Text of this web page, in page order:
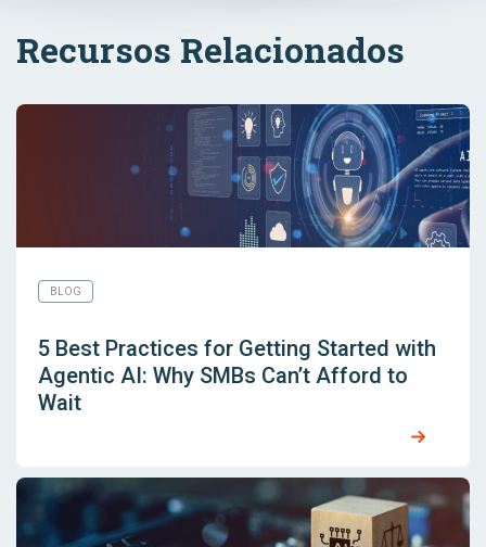
Recursos Relacionados
BLOG
5 Best Practices for Getting Started with
Agentic AI: Why SMBs Can’t Afford to
Wait